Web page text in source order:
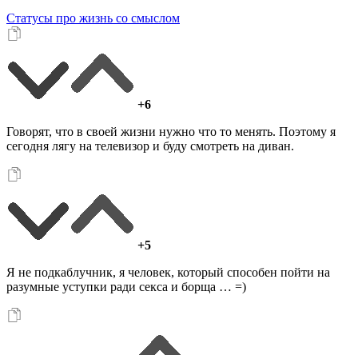
Статусы про жизнь со смыслом
+6
Говорят, что в своей жизни нужно что то менять. Поэтому я
сегодня лягу на телевизор и буду смотреть на диван.
+5
Я не подкаблучник, я человек, который способен пойти на
разумные уступки ради секса и борща … =)